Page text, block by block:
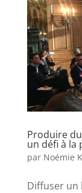
Produire
un défi à la
par Noémie
Diffuser un